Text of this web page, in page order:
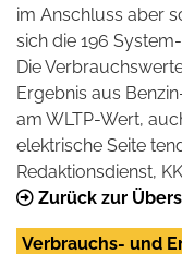
im Anschluss aber
sich die 196
Die
Ergebnis aus
am WLTP-Wert,
elektrische Seite
Redaktionsdienst,
Zurück zur
Verbrauchs- und